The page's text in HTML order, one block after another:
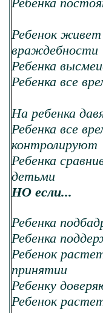
Ребенок живет
враждебности
Ребенка
Ребенка все
На ребенка
Ребенка все
контролируют
Ребенка
детьми
НО если...
Ребенка
Ребенка
Ребенок
принятии
Ребенку
Ребенок